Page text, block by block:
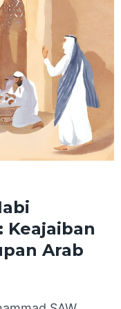
Keajaiban
Arab